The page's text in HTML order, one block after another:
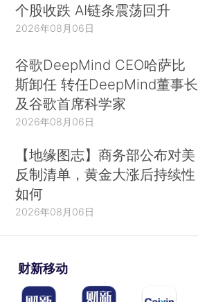
个股收跌 AI链条震荡回升
2026年08月06日
谷歌DeepMind CEO哈萨比
斯卸任 转任DeepMind董事长
及谷歌首席科学家
2026年08月06日
【地缘图志】商务部公布对美
反制清单，黄金大涨后持续性
如何
2026年08月06日
财新移动